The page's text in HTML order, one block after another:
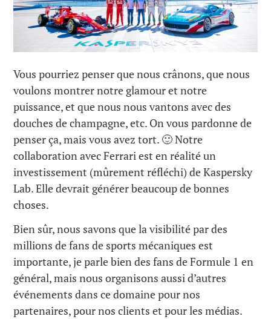
Vous pourriez penser que nous crânons, que nous
voulons montrer notre glamour et notre
puissance, et que nous nous vantons avec des
douches de champagne, etc. On vous pardonne de
penser ça, mais vous avez tort. 🙂 Notre
collaboration avec Ferrari est en réalité un
investissement (mûrement réfléchi) de Kaspersky
Lab. Elle devrait générer beaucoup de bonnes
choses.
Bien sûr, nous savons que la visibilité par des
millions de fans de sports mécaniques est
importante, je parle bien des fans de Formule 1 en
général, mais nous organisons aussi d’autres
événements dans ce domaine pour nos
partenaires, pour nos clients et pour les médias.